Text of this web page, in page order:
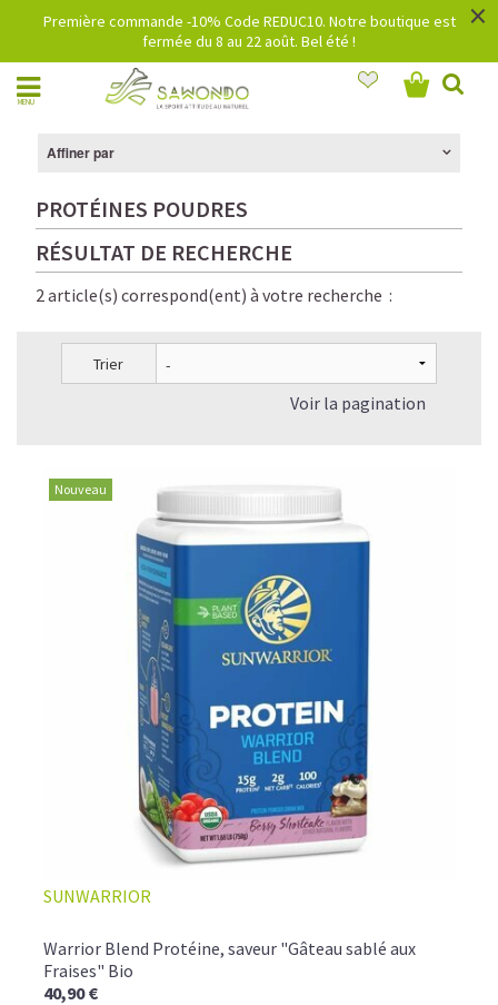
Première commande -10% Code REDUC10. Notre boutique est
fermée du 8 au 22 août. Bel été !
×
MENU
Affiner par
PROTÉINES POUDRES
RÉSULTAT DE RECHERCHE
2 article(s) correspond(ent) à votre recherche :
Trier
Voir la pagination
Nouveau
SUNWARRIOR
Warrior Blend Protéine, saveur "Gâteau sablé aux
Fraises" Bio
40,90 €